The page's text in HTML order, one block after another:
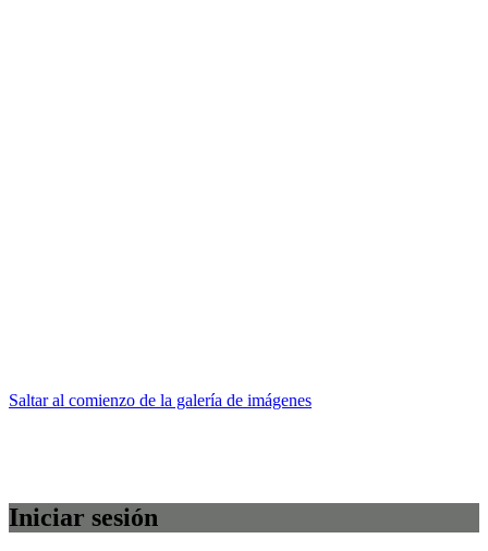
Saltar al comienzo de la galería de imágenes
Iniciar sesión